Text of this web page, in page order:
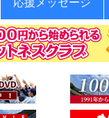
応援メッセージ